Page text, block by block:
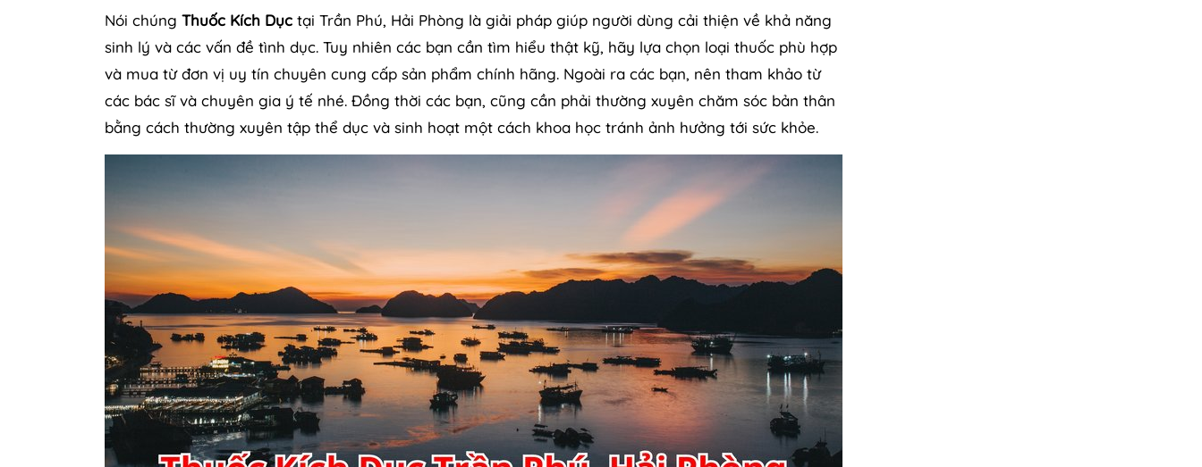
Nói chúng Thuốc Kích Dục tại Trần Phú, Hải Phòng là giải pháp giúp người dùng cải thiện về khả năng
sinh lý và các vấn đề tình dục. Tuy nhiên các bạn cần tìm hiểu thật kỹ, hãy lựa chọn loại thuốc phù hợp
và mua từ đơn vị uy tín chuyên cung cấp sản phẩm chính hãng. Ngoài ra các bạn, nên tham khảo từ
các bác sĩ và chuyên gia ý tế nhé. Đồng thời các bạn, cũng cần phải thường xuyên chăm sóc bản thân
bằng cách thường xuyên tập thể dục và sinh hoạt một cách khoa học tránh ảnh hưởng tới sức khỏe.